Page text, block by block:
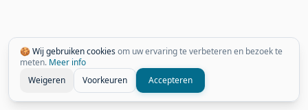
🍪 Wij gebruiken cookiesom uw ervaring te verbeteren en bezoek te
meten. Meer info
Weigeren
Voorkeuren Accepteren